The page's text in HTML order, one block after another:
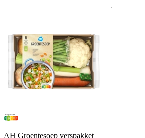
AH Groentesoep verspakket